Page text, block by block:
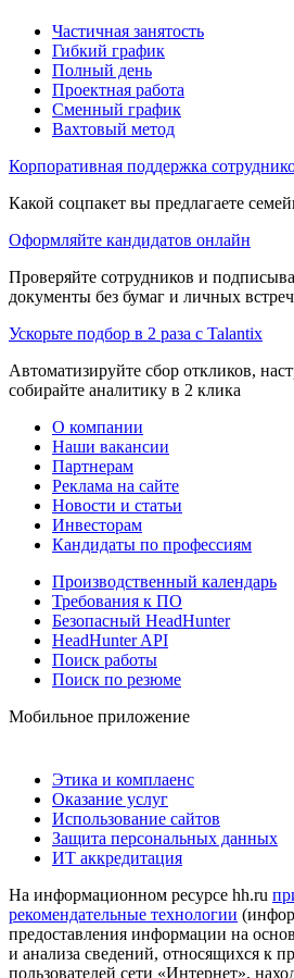
Частичная занятость
Гибкий график
Полный день
Проектная работа
Сменный график
Вахтовый метод
Корпоративная поддержка
Какой соцпакет вы предлагаете
Оформляйте кандидатов онлайн
Проверяйте сотрудников и
документы без бумаг и личных встреч
Ускорьте подбор в 2 раза с Talantix
Автоматизируйте сбор откликов,
собирайте аналитику в 2 клика
О компании
Наши вакансии
Партнерам
Реклама на сайте
Новости и статьи
Инвесторам
Кандидаты по профессиям
Производственный календарь
Требования к ПО
Безопасный HeadHunter
HeadHunter API
Поиск работы
Поиск по резюме
Мобильное приложение
Этика и комплаенс
Оказание услуг
Использование сайтов
Защита персональных данных
ИТ аккредитация
На информационном ресурсе hh.ru
рекомендательные технологии
предоставления информации на
и анализа сведений, относящихся к
пользователей сети «Интернет»,